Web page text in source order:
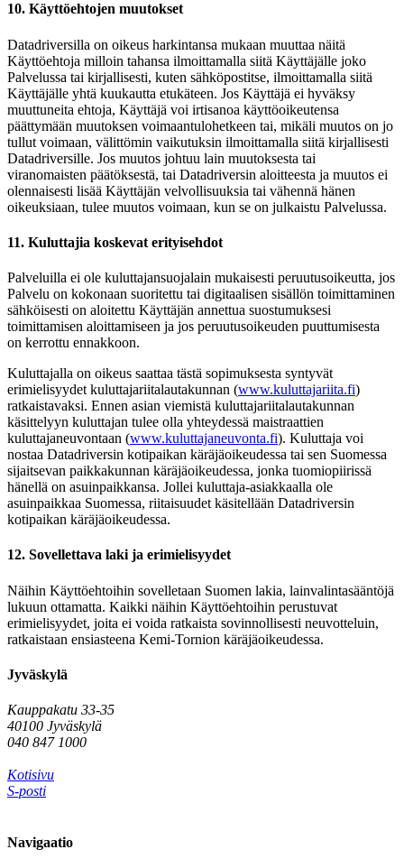
10. Käyttöehtojen muutokset
Datadriversilla on oikeus harkintansa mukaan muuttaa näitä
Käyttöehtoja milloin tahansa ilmoittamalla siitä Käyttäjälle joko
Palvelussa tai kirjallisesti, kuten sähköpostitse, ilmoittamalla siitä
Käyttäjälle yhtä kuukautta etukäteen. Jos Käyttäjä ei hyväksy
muuttuneita ehtoja, Käyttäjä voi irtisanoa käyttöoikeutensa
päättymään muutoksen voimaantulohetkeen tai, mikäli muutos on jo
tullut voimaan, välittömin vaikutuksin ilmoittamalla siitä kirjallisesti
Datadriversille. Jos muutos johtuu lain muutoksesta tai
viranomaisten päätöksestä, tai Datadriversin aloitteesta ja muutos ei
olennaisesti lisää Käyttäjän velvollisuuksia tai vähennä hänen
oikeuksiaan, tulee muutos voimaan, kun se on julkaistu Palvelussa.
11. Kuluttajia koskevat erityisehdot
Palveluilla ei ole kuluttajansuojalain mukaisesti peruutusoikeutta, jos
Palvelu on kokonaan suoritettu tai digitaalisen sisällön toimittaminen
sähköisesti on aloitettu Käyttäjän annettua suostumuksesi
toimittamisen aloittamiseen ja jos peruutusoikeuden puuttumisesta
on kerrottu ennakkoon.
Kuluttajalla on oikeus saattaa tästä sopimuksesta syntyvät
erimielisyydet kuluttajariitalautakunnan (www.kuluttajariita.fi)
ratkaistavaksi. Ennen asian viemistä kuluttajariitalautakunnan
käsittelyyn kuluttajan tulee olla yhteydessä maistraattien
kuluttajaneuvontaan (www.kuluttajaneuvonta.fi). Kuluttaja voi
nostaa Datadriversin kotipaikan käräjäoikeudessa tai sen Suomessa
sijaitsevan paikkakunnan käräjäoikeudessa, jonka tuomiopiirissä
hänellä on asuinpaikkansa. Jollei kuluttaja-asiakkaalla ole
asuinpaikkaa Suomessa, riitaisuudet käsitellään Datadriversin
kotipaikan käräjäoikeudessa.
12. Sovellettava laki ja erimielisyydet
Näihin Käyttöehtoihin sovelletaan Suomen lakia, lainvalintasääntöjä
lukuun ottamatta. Kaikki näihin Käyttöehtoihin perustuvat
erimielisyydet, joita ei voida ratkaista sovinnollisesti neuvotteluin,
ratkaistaan ensiasteena Kemi-Tornion käräjäoikeudessa.
Jyväskylä
Kauppakatu 33-35
40100 Jyväskylä
040 847 1000
Kotisivu
S-posti
Navigaatio